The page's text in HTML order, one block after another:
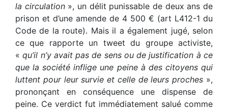
la circulation », un délit punissable de deux ans de
prison et d’une amende de 4 500 € (art L412-1 du
Code de la route). Mais il a également jugé, selon
ce que rapporte un tweet du groupe activiste,
«qu’il n’y avait pas de sens ou de justification à ce
que la société inflige une peine à des citoyens qui
luttent pour leur survie et celle de leurs proches »,
prononçant en conséquence une dispense de
peine. Ce verdict fut immédiatement salué comme